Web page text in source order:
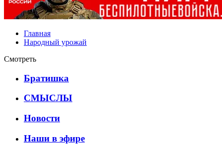
Главная
Народный урожай
Смотреть
Братишка
СМЫСЛЫ
Новости
Наши в эфире